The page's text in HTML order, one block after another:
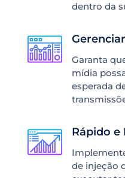
dentro da
Garanta
mídia
esperada
Rápido e
de injeção